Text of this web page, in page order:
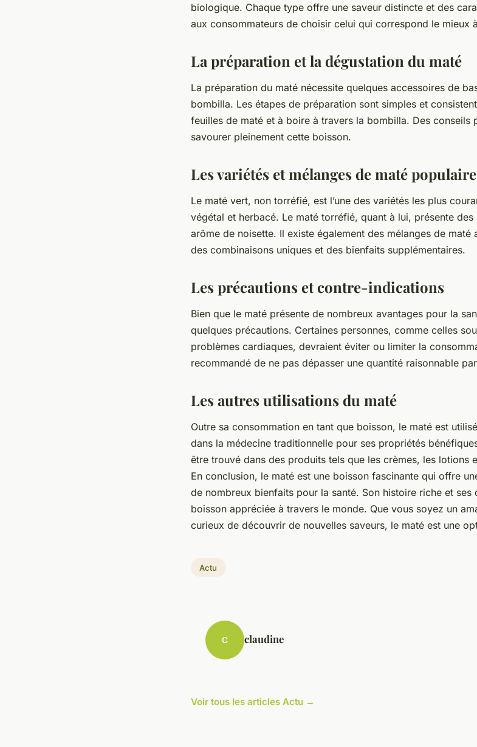
biologique. Chaque type offre une saveur distincte et des
aux consommateurs de choisir celui qui correspond le mieux
La préparation et la dégustation du maté
La préparation du maté nécessite quelques accessoires de
bombilla. Les étapes de préparation sont simples et
feuilles de maté et à boire à travers la bombilla. Des conseils
savourer pleinement cette boisson.
Les variétés et mélanges de maté
Le maté vert, non torréfié, est l’une des variétés les plus
végétal et herbacé. Le maté torréfié, quant à lui, présente des
arôme de noisette. Il existe également des mélanges de maté
des combinaisons uniques et des bienfaits supplémentaires.
Les précautions et contre-indications
Bien que le maté présente de nombreux avantages pour la
quelques précautions. Certaines personnes, comme celles
problèmes cardiaques, devraient éviter ou limiter la
recommandé de ne pas dépasser une quantité raisonnable
Les autres utilisations du maté
Outre sa consommation en tant que boisson, le maté est
dans la médecine traditionnelle pour ses propriétés
être trouvé dans des produits tels que les crèmes, les lotions
En conclusion, le maté est une boisson fascinante qui offre
de nombreux bienfaits pour la santé. Son histoire riche et
boisson appréciée à travers le monde. Que vous soyez un
curieux de découvrir de nouvelles saveurs, le maté est une
Actu
C claudine
Voir tous les articles Actu →